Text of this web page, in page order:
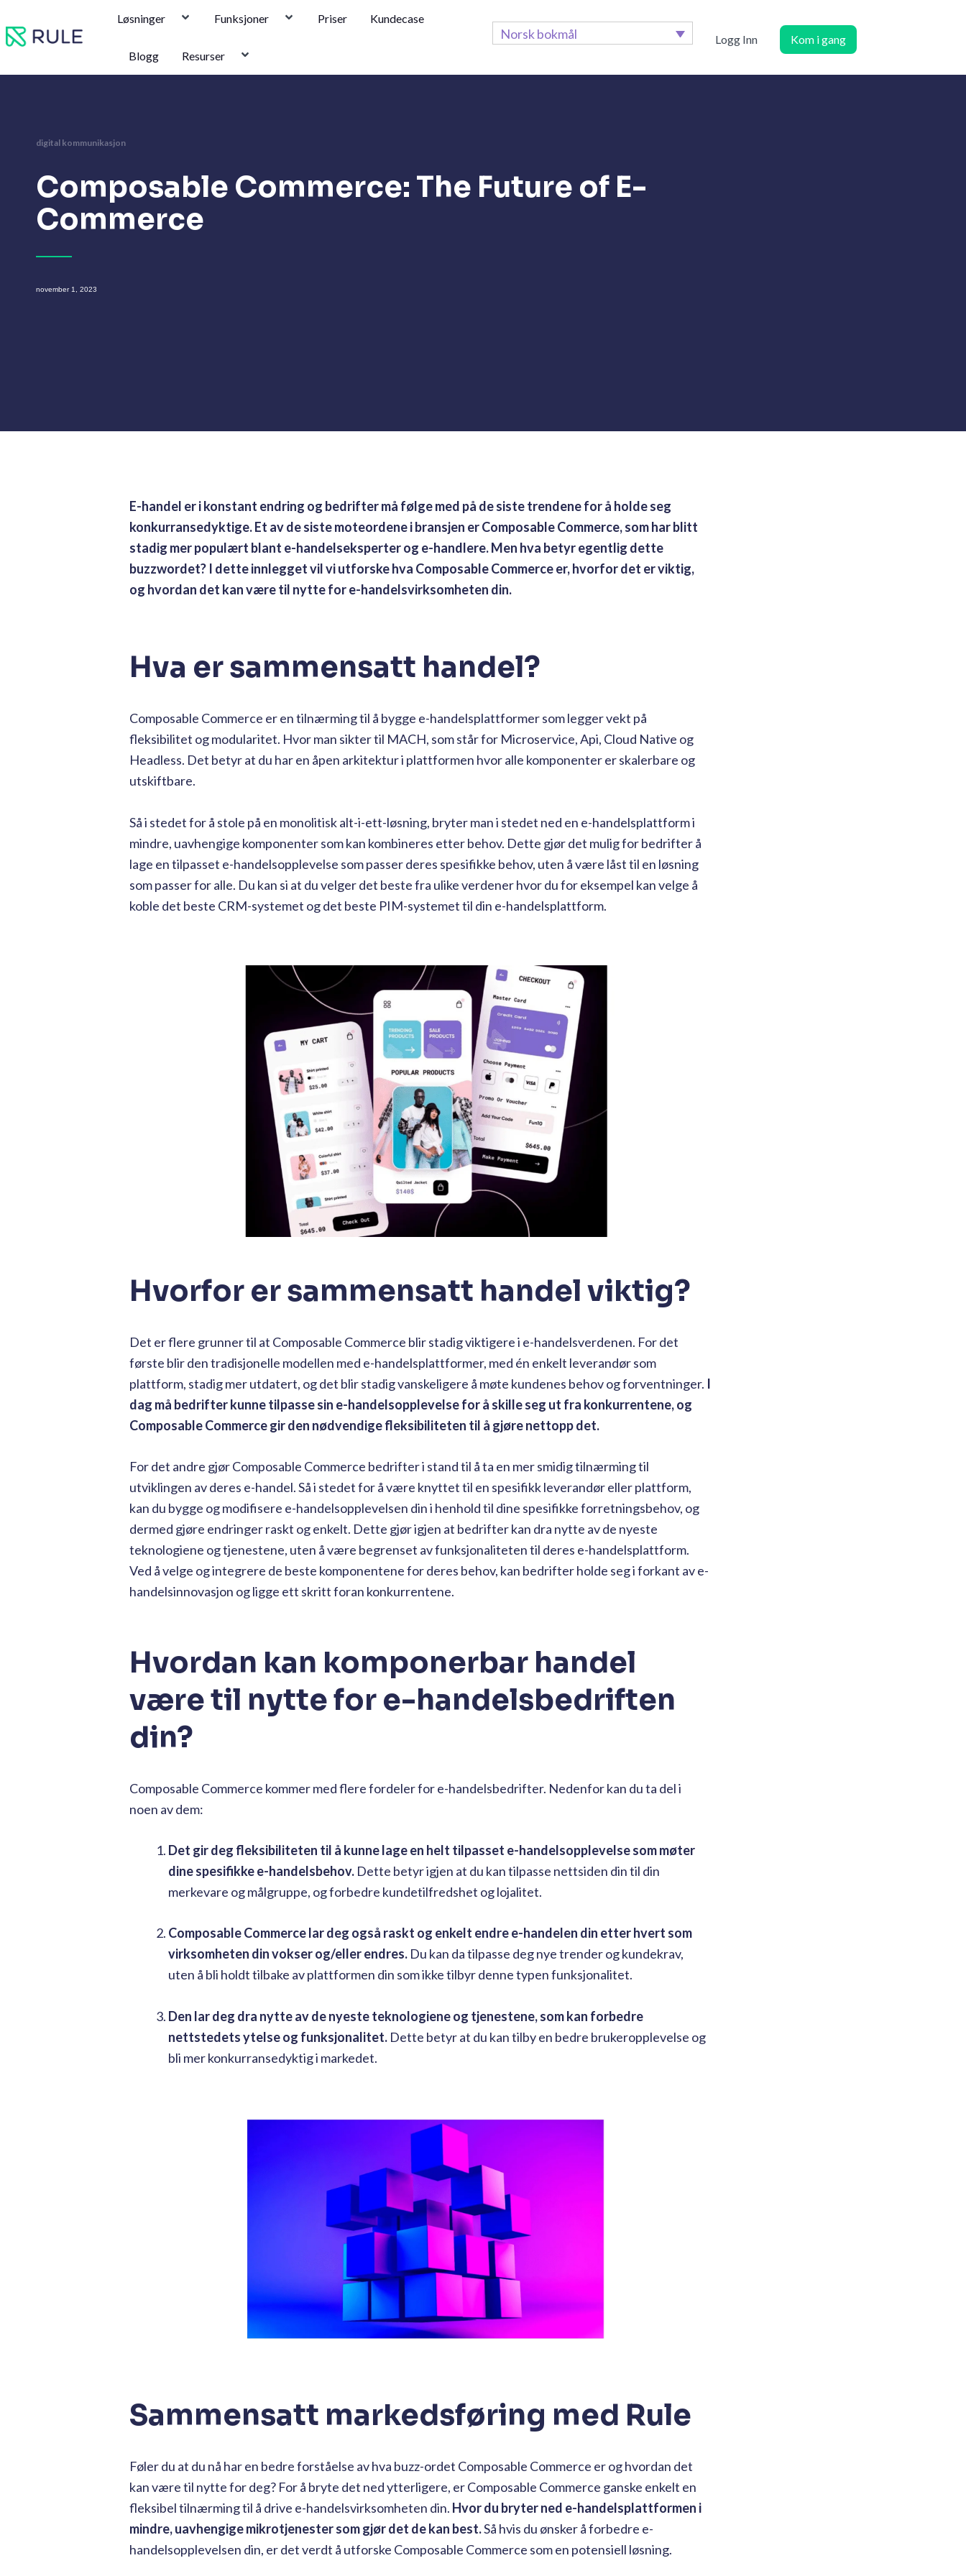
rett
til
innholdet
Løsninger Funksjoner Priser Kundecase
Blogg Resurser
Norsk bokmål Logg Inn Kom i gang
digital kommunikasjon
Composable Commerce: The Future of E-
Commerce
november 1, 2023
E-handel er i konstant endring og bedrifter må følge med på de siste trendene for å holde seg
konkurransedyktige. Et av de siste moteordene i bransjen er Composable Commerce, som har blitt
stadig mer populært blant e-handelseksperter og e-handlere. Men hva betyr egentlig dette
buzzwordet? I dette innlegget vil vi utforske hva Composable Commerce er, hvorfor det er viktig,
og hvordan det kan være til nytte for e-handelsvirksomheten din.
Hva er sammensatt handel?
Composable Commerce er en tilnærming til å bygge e-handelsplattformer som legger vekt på
fleksibilitet og modularitet. Hvor man sikter til MACH, som står for Microservice, Api, Cloud Native og
Headless. Det betyr at du har en åpen arkitektur i plattformen hvor alle komponenter er skalerbare og
utskiftbare.
Så i stedet for å stole på en monolitisk alt-i-ett-løsning, bryter man i stedet ned en e-handelsplattform i
mindre, uavhengige komponenter som kan kombineres etter behov. Dette gjør det mulig for bedrifter å
lage en tilpasset e-handelsopplevelse som passer deres spesifikke behov, uten å være låst til en løsning
som passer for alle. Du kan si at du velger det beste fra ulike verdener hvor du for eksempel kan velge å
koble det beste CRM-systemet og det beste PIM-systemet til din e-handelsplattform.
Hvorfor er sammensatt handel viktig?
Det er flere grunner til at Composable Commerce blir stadig viktigere i e-handelsverdenen. For det
første blir den tradisjonelle modellen med e-handelsplattformer, med én enkelt leverandør som
plattform, stadig mer utdatert, og det blir stadig vanskeligere å møte kundenes behov og forventninger. I
dag må bedrifter kunne tilpasse sin e-handelsopplevelse for å skille seg ut fra konkurrentene, og
Composable Commerce gir den nødvendige fleksibiliteten til å gjøre nettopp det.
For det andre gjør Composable Commerce bedrifter i stand til å ta en mer smidig tilnærming til
utviklingen av deres e-handel. Så i stedet for å være knyttet til en spesifikk leverandør eller plattform,
kan du bygge og modifisere e-handelsopplevelsen din i henhold til dine spesifikke forretningsbehov, og
dermed gjøre endringer raskt og enkelt. Dette gjør igjen at bedrifter kan dra nytte av de nyeste
teknologiene og tjenestene, uten å være begrenset av funksjonaliteten til deres e-handelsplattform.
Ved å velge og integrere de beste komponentene for deres behov, kan bedrifter holde seg i forkant av e-
handelsinnovasjon og ligge ett skritt foran konkurrentene.
Hvordan kan komponerbar handel
være til nytte for e-handelsbedriften
din?
Composable Commerce kommer med flere fordeler for e-handelsbedrifter. Nedenfor kan du ta del i
noen av dem:
Det gir deg fleksibiliteten til å kunne lage en helt tilpasset e-handelsopplevelse som møter
dine spesifikke e-handelsbehov. Dette betyr igjen at du kan tilpasse nettsiden din til din
merkevare og målgruppe, og forbedre kundetilfredshet og lojalitet.
Composable Commerce lar deg også raskt og enkelt endre e-handelen din etter hvert som
virksomheten din vokser og/eller endres. Du kan da tilpasse deg nye trender og kundekrav,
uten å bli holdt tilbake av plattformen din som ikke tilbyr denne typen funksjonalitet.
Den lar deg dra nytte av de nyeste teknologiene og tjenestene, som kan forbedre
nettstedets ytelse og funksjonalitet. Dette betyr at du kan tilby en bedre brukeropplevelse og
bli mer konkurransedyktig i markedet.
Sammensatt markedsføring med Rule
Føler du at du nå har en bedre forståelse av hva buzz-ordet Composable Commerce er og hvordan det
kan være til nytte for deg? For å bryte det ned ytterligere, er Composable Commerce ganske enkelt en
fleksibel tilnærming til å drive e-handelsvirksomheten din. Hvor du bryter ned e-handelsplattformen i
mindre, uavhengige mikrotjenester som gjør det de kan best.Så hvis du ønsker å forbedre e-
handelsopplevelsen din, er det verdt å utforske Composable Commerce som en potensiell løsning.